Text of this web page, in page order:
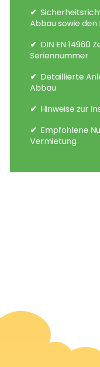
Abbau sowie
DIN EN 14960
Seriennummer
Detaillierte
Abbau
Hinweise zur
Empfohlene
Vermietung